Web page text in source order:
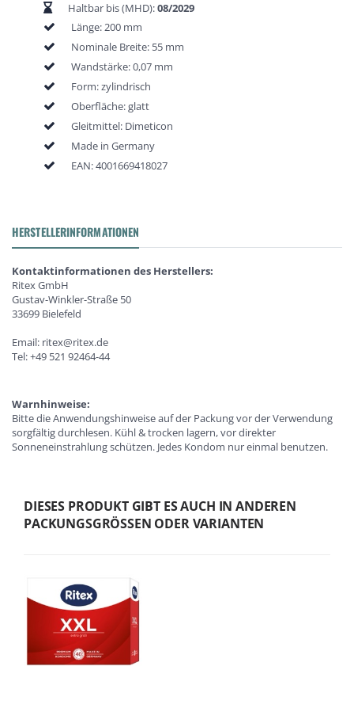
Haltbar bis (MHD):08/2029
Länge: 200 mm
Nominale Breite: 55 mm
Wandstärke: 0,07 mm
Form: zylindrisch
Oberfläche: glatt
Gleitmittel: Dimeticon
Made in Germany
EAN:4001669418027
HERSTELLERINFORMATIONEN
Kontaktinformationen des Herstellers:
Ritex GmbH
Gustav-Winkler-Straße 50
33699 Bielefeld
Email: ritex@ritex.de
Tel: +49 521 92464-44
Warnhinweise:
Bitte die Anwendungshinweise auf der Packung vor der Verwendung
sorgfältig durchlesen. Kühl & trocken lagern, vor direkter
Sonneneinstrahlung schützen. Jedes Kondom nur einmal benutzen.
DIESES PRODUKT GIBT ES AUCH IN ANDEREN
PACKUNGSGRÖSSEN ODER VARIANTEN